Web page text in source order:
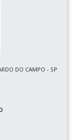
DO CAMPO - SP